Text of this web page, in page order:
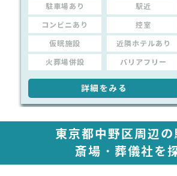
駐車場あり 駅近
コンビニあり 控室
仮眠施設 近隣ホテルあり
火葬場併設 バリアフリー
詳細をみる
東京都中野区周辺の
斎場・葬儀社を